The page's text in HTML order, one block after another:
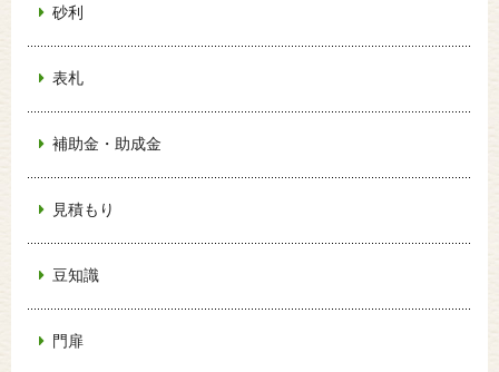
砂利
表札
補助金・助成金
見積もり
豆知識
門扉